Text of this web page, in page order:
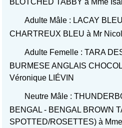
BLOTCHED TABBY à Mme
Adulte Mâle : LACAY
CHARTREUX BLEU à Mr
Adulte Femelle : TARA
BURMESE ANGLAIS
Véronique LIÉVIN
Neutre Mâle :
BENGAL - BENGAL BROWN
SPOTTED/ROSETTES) à